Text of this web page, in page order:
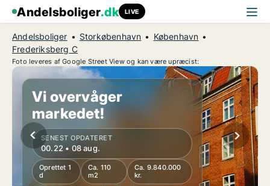
Andelsboliger.dk LIVE
Andelsboliger Storkøbenhavn
København
Frederiksberg C
Foto leveres af Google Street View og kan være upræcist:
Vi overvåger
markedet!
SENEST OPDATERET
00.22 • 08 aug.
Oprettet 1
d
Ca. 110
m2
Ca. 9.840.000
kr.